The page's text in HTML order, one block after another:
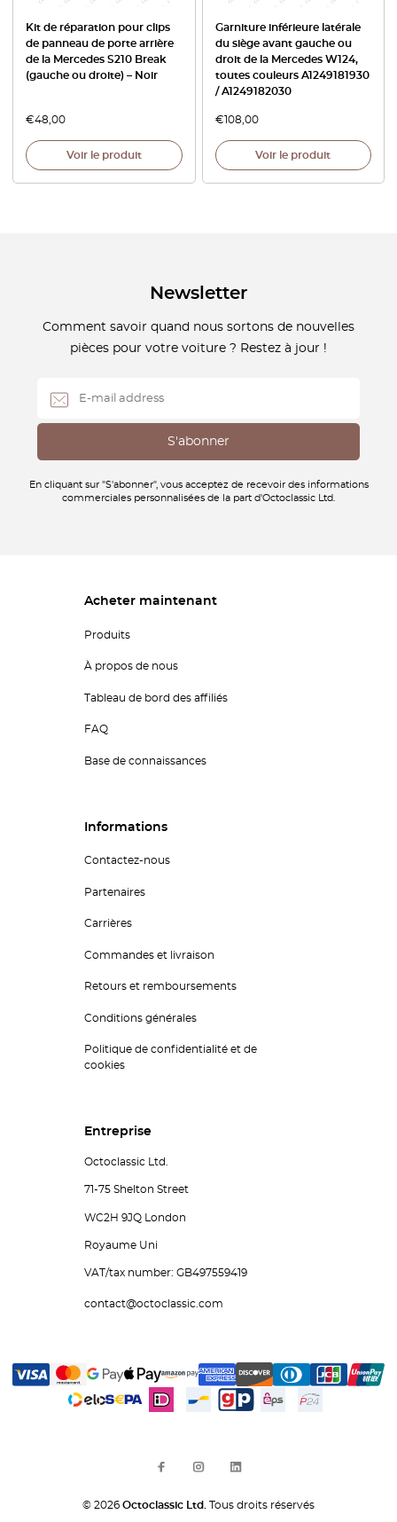
Kit de réparation pour clips
de panneau de porte arrière
de la Mercedes S210 Break
(gauche ou droite) – Noir
€48,00
Voir le produit
Garniture inférieure latérale
du siège avant gauche ou
droit de la Mercedes W124,
toutes couleurs A1249181930
/ A1249182030
€ 108,00
Voir le produit
Newsletter
Comment savoir quand nous sortons de nouvelles
pièces pour votre voiture ? Restez à jour !
En cliquant sur "S'abonner", vous acceptez de recevoir des informations
commerciales personnalisées de la part d'Octoclassic Ltd.
Acheter maintenant
Produits
À propos de nous
Tableau de bord des affiliés
FAQ
Base de connaissances
Informations
Contactez-nous
Partenaires
Carrières
Commandes et livraison
Retours et remboursements
Conditions générales
Politique de confidentialité et de
cookies
Entreprise
Octoclassic Ltd.
71-75 Shelton Street
WC2H 9JQ London
Royaume Uni
VAT/tax number: GB497559419
contact@octoclassic.com
© 2026 Octoclassic Ltd. Tous droits réservés